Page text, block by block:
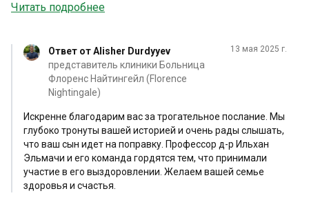
команде. Мы из Узбекистана и когда нам поставили
нейрохирургии мозга. Нашему мальчику всего 17 лет
и поэтому понятно какое горе обрушилось на нас. Но
благодаря менеджеру клиники Флоранс Алишеру мы
длилась 17 часов.Через два дня наш мальчик был уже
в палате.А через 15 дней мы были дома.Наш мальчик
здоров Ильхан Эльмачи высокий профессионал.
СПАСИБО за чуткое и заботливое отношение к нам
доктора и его команды а также медсестер Они
Читать подробнее
Ответ от Alisher Durdyyev
представитель клиники Больница
Флоренс Найтингейл (Florence
Nightingale)
13 мая 2025 г.
Искренне благодарим вас за трогательное послание. Мы
глубоко тронуты вашей историей и очень рады слышать,
что ваш сын идет на поправку. Профессор д-р Ильхан
Эльмачи и его команда гордятся тем, что принимали
участие в его выздоровлении. Желаем вашей семье
здоровья и счастья.